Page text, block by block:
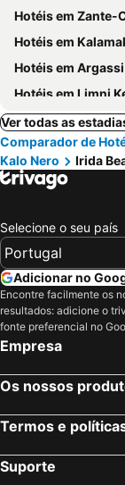
Hotéis em Zante-
Hotéis em
Hotéis em Argassi
Hotéis em Limni
Ver todas as
Comparador de
Kalo Nero
Irida
Selecione o seu país
Adicionar no
Encontre facilmente os
resultados: adicione o
fonte preferencial no
Empresa
Os nossos
Termos e
Suporte